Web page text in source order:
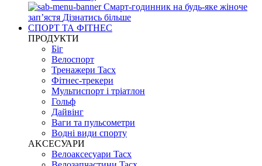
Смарт-годинник на будь-яке жіноче
запʼястя Дізнатись більше
СПОРТ ТА ФІТНЕС
ПРОДУКТИ
Біг
Велоспорт
Тренажери Tacx
Фітнес-трекери
Мультиспорт і тріатлон
Гольф
Дайвінг
Ваги та пульсометри
Водні види спорту
AKCЕСУАРИ
Велоаксесуари Tacx